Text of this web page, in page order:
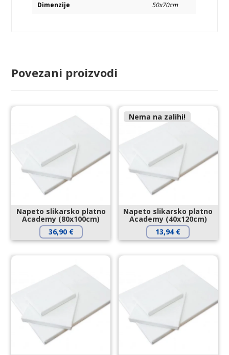
Dimenzije
50x70cm
Povezani proizvodi
Napeto slikarsko platno
Academy (80x100cm)
36,90 €
Nema na zalihi!
Napeto slikarsko platno
Academy (40x120cm)
13,94 €